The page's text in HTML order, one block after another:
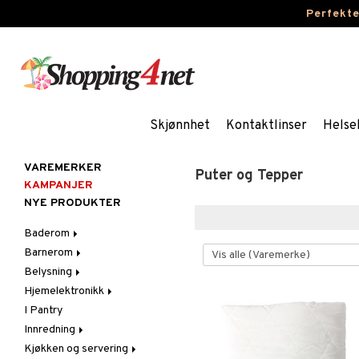
Skjønnhet Kontaktlinser
Puter og Tepper
VAREMERKER
KAMPANJER
NYE PRODUKTER
Baderom
Baderomsinnredning
Baderomstekstiler
Baderomstilbehør
Barnerom
Barnelamper
Barnemøbler
Barneromsdekorasjon
Barneromsoppbevaring
Barneromstekstiler
Belysning
Belysningstilbehør
Innelamper
Bordlamper
Taklamper
LED-lys
Lyselykter og lysestaker
Hjemelektronikk
Lyd
I Pantry
Innredning
Dekorasjoner
Kjøkken og servering